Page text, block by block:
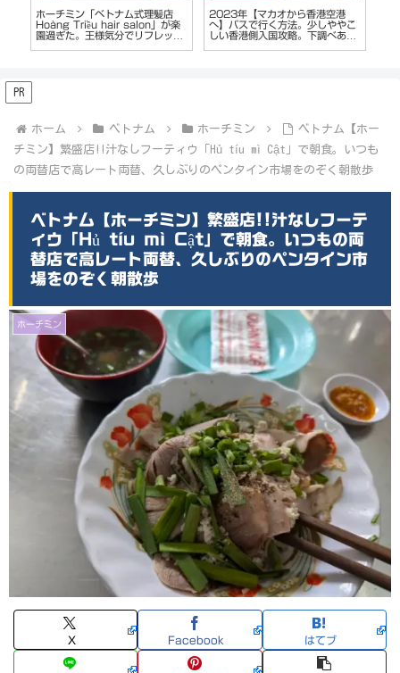
【ホーチミン夜遊び】レタントン
日本人街のガールズバーが面白
い。
2023年フィリピン【マニラ】マ
ラテ地区のKTVはどうなっている
のか？夜遊び偵察レポート報告
PR
ホーム ベトナム ホーチミン
ベトナム【ホー
チミン】繁盛店!!汁なしフーティウ「Hủ tíu mì Cật」で朝食。いつも
の両替店で高レート両替、久しぶりのペンタイン市場をのぞく朝散歩
ベトナム【ホーチミン】繁盛店!!汁なしフーテ
ィウ「Hủ tíu mì Cật」で朝食。いつもの両
替店で高レート両替、久しぶりのペンタイン市
場をのぞく朝散歩
ホーチミン
X Facebook はてブ